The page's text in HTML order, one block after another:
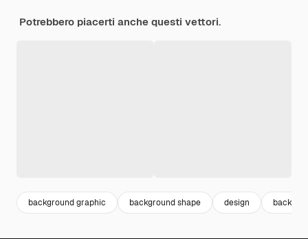
Potrebbero piacerti anche questi vettori.
background graphic background shape design